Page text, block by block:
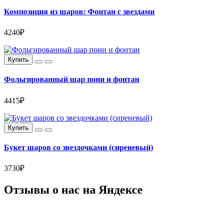
Композиция из шаров: Фонтан с звездами
4240₽
Купить
Фольгированный шар пони и фонтан
4415₽
Купить
Букет шаров со звездочками (сиреневый)
3730₽
Отзывы о нас на Яндексе